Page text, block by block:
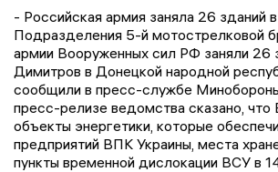
- Российская армия заняла 26 зданий
Подразделения 5-й мотострелковой
армии Вооруженных сил РФ заняли 26
Димитров в Донецкой народной
сообщили в пресс-службе
пресс-релизе ведомства сказано,
объекты энергетики, которые
предприятий ВПК Украины, места
пункты временной дислокации ВСУ в